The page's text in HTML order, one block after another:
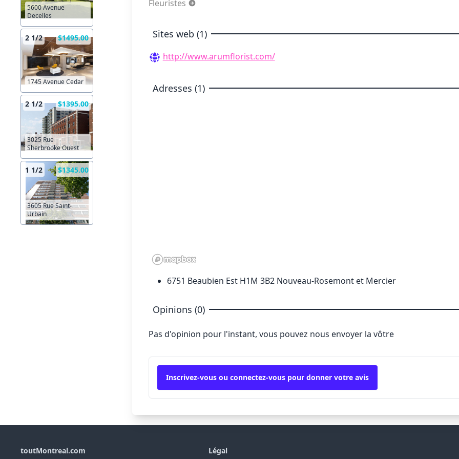
5600 Avenue
Decelles
2 1/2 $1495.00
1745 Avenue Cedar
2 1/2 $1395.00
3025 Rue
Sherbrooke Ouest
1 1/2 $1345.00
3605 Rue Saint-
Urbain
Fleuristes
Sites web (1)
http://www.arumflorist.com/
Adresses (1)
6751 Beaubien Est H1M 3B2 Nouveau-Rosemont et Mercier
Opinions (0)
Pas d'opinion pour l'instant, vous pouvez nous envoyer la vôtre
Inscrivez-vous ou connectez-vous pour donner votre avis
toutMontreal.com Légal